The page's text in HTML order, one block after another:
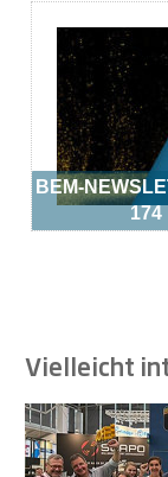
BEM-
174
Vielleicht